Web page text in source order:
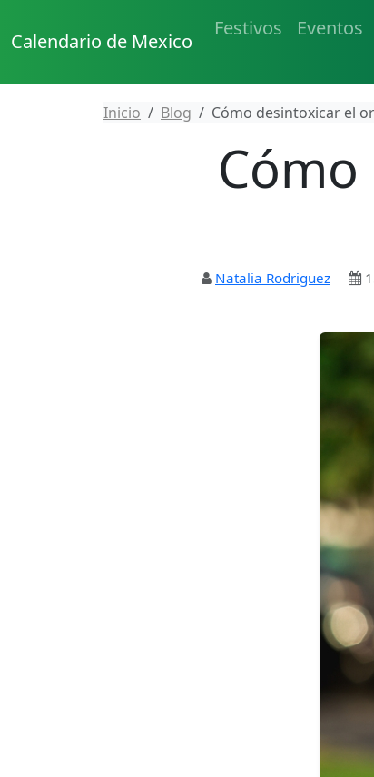
Calendario de Mexico
Festivos Eventos
Inicio Blog Cómo desintoxicar el
Natalia Rodriguez